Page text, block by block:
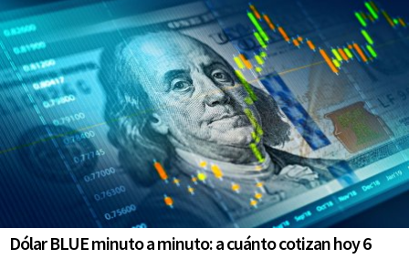
Dólar BLUE minuto a minuto: a cuánto cotizan hoy 6